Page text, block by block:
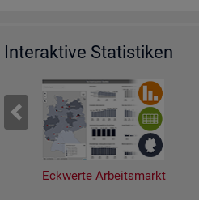
Interaktive Statistiken
Eckwerte Arbeitsmarkt